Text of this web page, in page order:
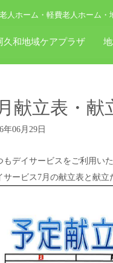
人ホーム・軽費老人ホーム
久和地域ケアプラザ
献立表・献
年06月29日
もデイサービスをご利用い
サービス7月の献立表と献立